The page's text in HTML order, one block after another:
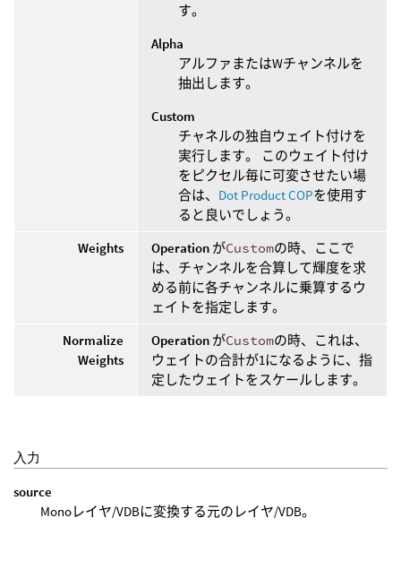
す。
Alpha
アルファまたはWチャンネルを
抽出します。
Custom
チャネルの独自ウェイト付けを
実行します。 このウェイト付け
をピクセル毎に可変させたい場
合は、 Dot Product COPを使用す
ると良いでしょう。
Weights
Operation がCustomの時、ここで
は、チャンネルを合算して輝度を求
める前に各チャンネルに乗算するウ
ェイトを指定します。
Normalize
Weights
Operation がCustomの時、これは、
ウェイトの合計が1になるように、指
定したウェイトをスケールします。
入力
source
Monoレイヤ/VDBに変換する元のレイヤ/VDB。